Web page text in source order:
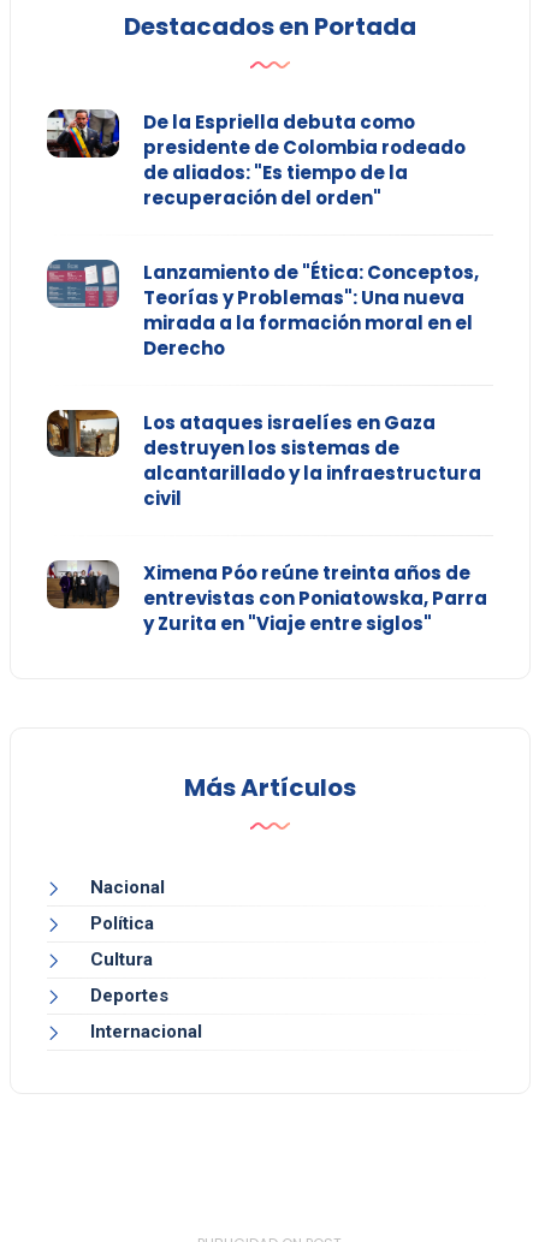
Destacados en Portada
De la Espriella debuta como
presidente de Colombia rodeado
de aliados: "Es tiempo de la
recuperación del orden"
Lanzamiento de "Ética: Conceptos,
Teorías y Problemas": Una nueva
mirada a la formación moral en el
Derecho
Los ataques israelíes en Gaza
destruyen los sistemas de
alcantarillado y la infraestructura
civil
Ximena Póo reúne treinta años de
entrevistas con Poniatowska, Parra
y Zurita en "Viaje entre siglos"
Más Artículos
Nacional
Política
Cultura
Deportes
Internacional